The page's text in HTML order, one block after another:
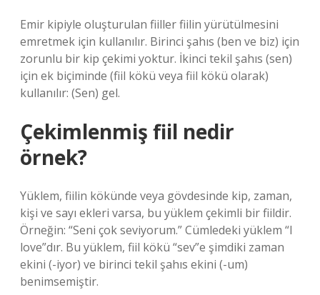
Emir kipiyle oluşturulan fiiller fiilin yürütülmesini
emretmek için kullanılır. Birinci şahıs (ben ve biz) için
zorunlu bir kip çekimi yoktur. İkinci tekil şahıs (sen)
için ek biçiminde (fiil kökü veya fiil kökü olarak)
kullanılır: (Sen) gel.
Çekimlenmiş fiil nedir
örnek?
Yüklem, fiilin kökünde veya gövdesinde kip, zaman,
kişi ve sayı ekleri varsa, bu yüklem çekimli bir fiildir.
Örneğin: “Seni çok seviyorum.” Cümledeki yüklem “I
love”dır. Bu yüklem, fiil kökü “sev”e şimdiki zaman
ekini (-iyor) ve birinci tekil şahıs ekini (-um)
benimsemiştir.